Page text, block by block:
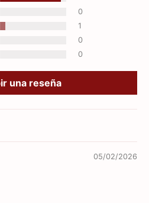
0
1
0
0
una reseña
05/02/2026